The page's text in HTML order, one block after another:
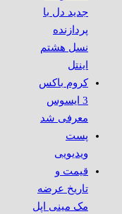
جدید دل با
پردازنده
نسل هشتم
اینتل
کروم باکس
3 ایسوس
معرفی شد
پست
ویدیویی
قیمت و
تاریخ عرضه
مک مینی اپل